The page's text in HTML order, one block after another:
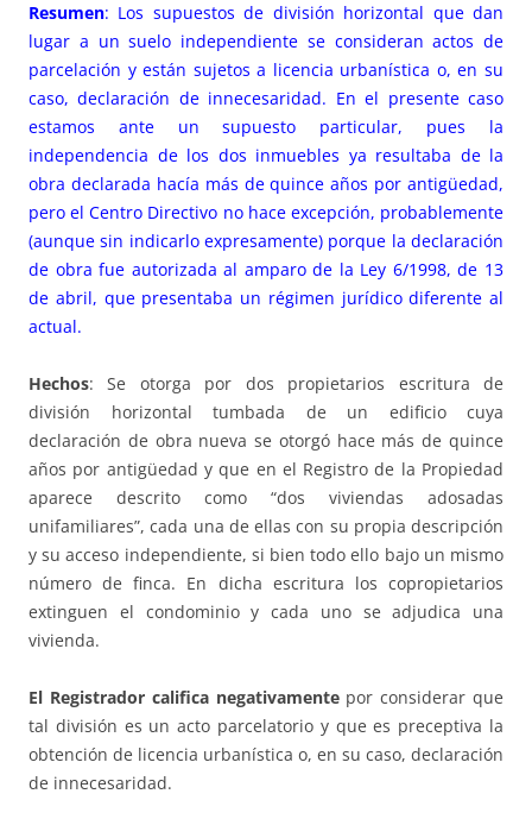
Resumen: Los supuestos de división horizontal que dan
lugar a un suelo independiente se consideran actos de
parcelación y están sujetos a licencia urbanística o, en su
caso, declaración de innecesaridad. En el presente caso
estamos ante un supuesto particular, pues la
independencia de los dos inmuebles ya resultaba de la
obra declarada hacía más de quince años por antigüedad,
pero el Centro Directivo no hace excepción, probablemente
(aunque sin indicarlo expresamente) porque la declaración
de obra fue autorizada al amparo de la Ley 6/1998, de 13
de abril, que presentaba un régimen jurídico diferente al
actual.
Hechos: Se otorga por dos propietarios escritura de
división horizontal tumbada de un edificio cuya
declaración de obra nueva se otorgó hace más de quince
años por antigüedad y que en el Registro de la Propiedad
aparece descrito como “dos viviendas adosadas
unifamiliares”, cada una de ellas con su propia descripción
y su acceso independiente, si bien todo ello bajo un mismo
número de finca. En dicha escritura los copropietarios
extinguen el condominio y cada uno se adjudica una
vivienda.
El Registrador califica negativamentepor considerar que
tal división es un acto parcelatorio y que es preceptiva la
obtención de licencia urbanística o, en su caso, declaración
de innecesaridad.